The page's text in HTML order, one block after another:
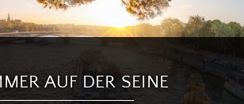
AUF DER SEINE